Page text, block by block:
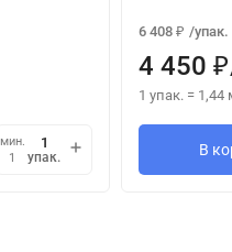
мин.
1
упак.
6 408 ₽ /упак.
4 450 ₽
1 упак. = 1,44
В